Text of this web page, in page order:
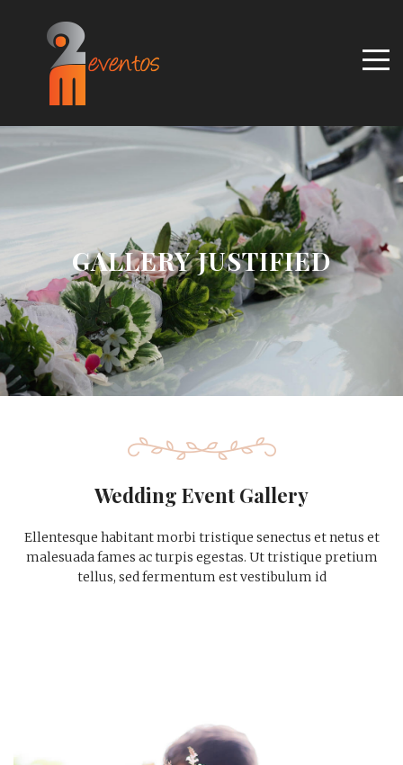
GALLERY JUSTIFIED
Wedding Event Gallery
Ellentesque habitant morbi tristique senectus et netus et
malesuada fames ac turpis egestas. Ut tristique pretium
tellus, sed fermentum est vestibulum id